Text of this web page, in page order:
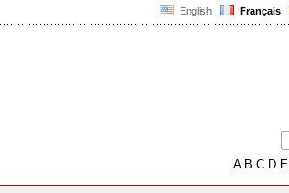
English Français
AB C D E